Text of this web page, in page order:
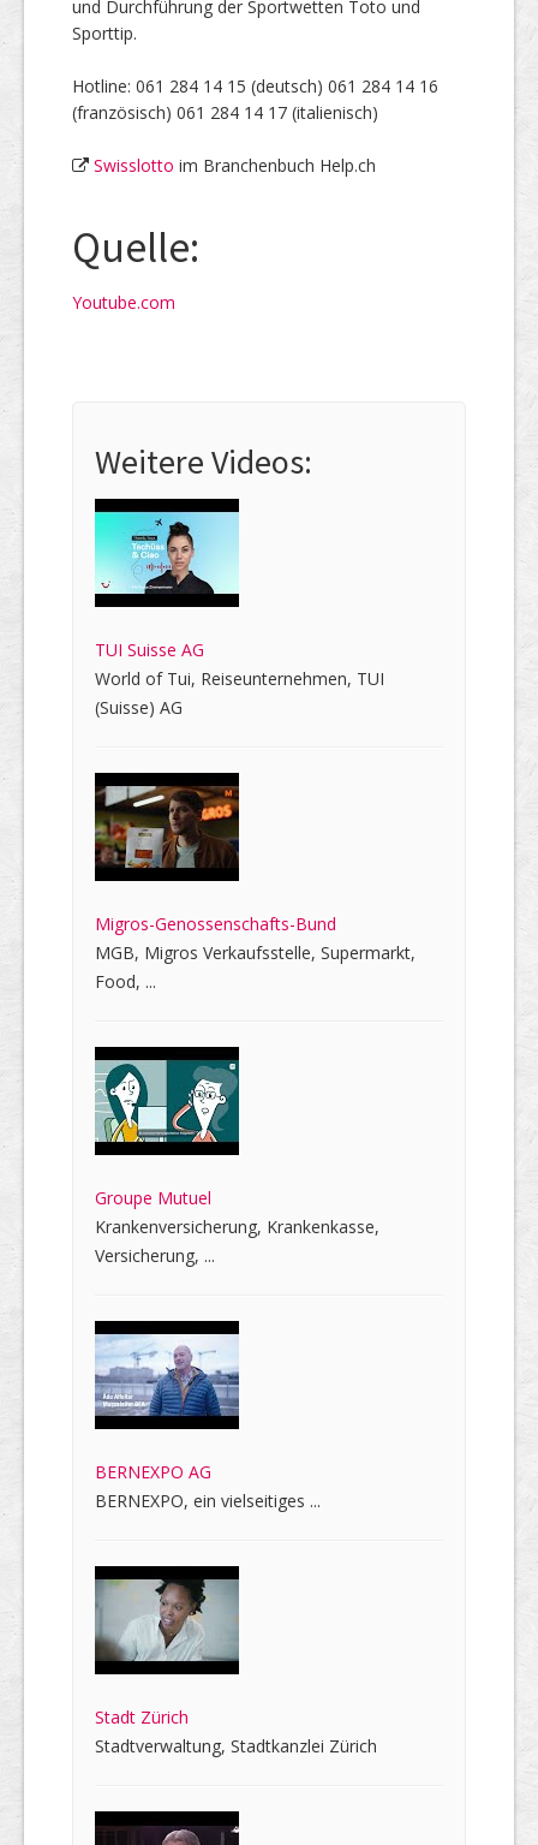
und Durchführung der Sportwetten Toto und
Sporttip.
Hotline: 061 284 14 15 (deutsch) 061 284 14 16
(französisch) 061 284 14 17 (italienisch)
Swisslotto im Branchenbuch Help.ch
Quelle:
Youtube.com
Weitere Videos:
TUI Suisse AG
World of Tui, Reiseunternehmen, TUI
(Suisse) AG
Migros-Genossenschafts-Bund
MGB, Migros Verkaufsstelle, Supermarkt,
Food, ...
Groupe Mutuel
Krankenversicherung, Krankenkasse,
Versicherung, ...
BERNEXPO AG
BERNEXPO, ein vielseitiges ...
Stadt Zürich
Stadtverwaltung, Stadtkanzlei Zürich